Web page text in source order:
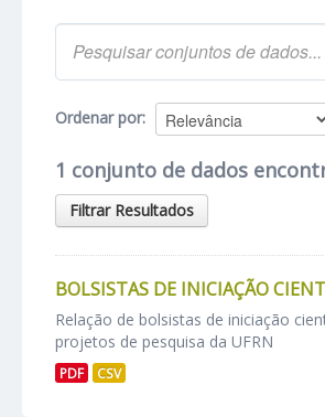
Ordenar por
1 conjunto de dados
Filtrar Resultados
BOLSISTAS DE INICIAÇÃO
Relação de bolsistas de iniciação
projetos de pesquisa da UFRN
PDF CSV